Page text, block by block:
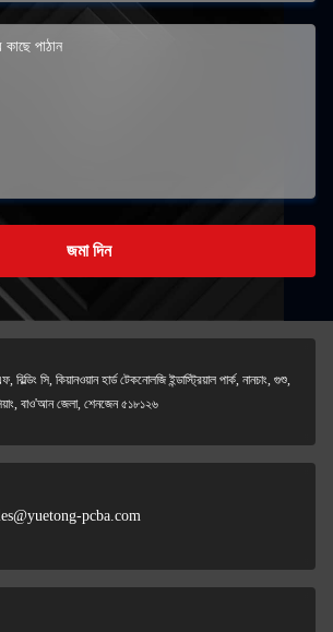
জমা দিন
বিল্ডিং সি, কিয়ানওয়ান হার্ড টেকনোলজি ইন্ডাস্ট্রিয়াল পার্ক, নানচাং, গুশু,
বাও'আন জেলা, শেনজেন ৫১৮১২৬
pcba.com